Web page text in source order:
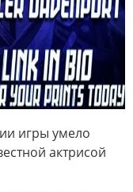
игры умело
актрисой